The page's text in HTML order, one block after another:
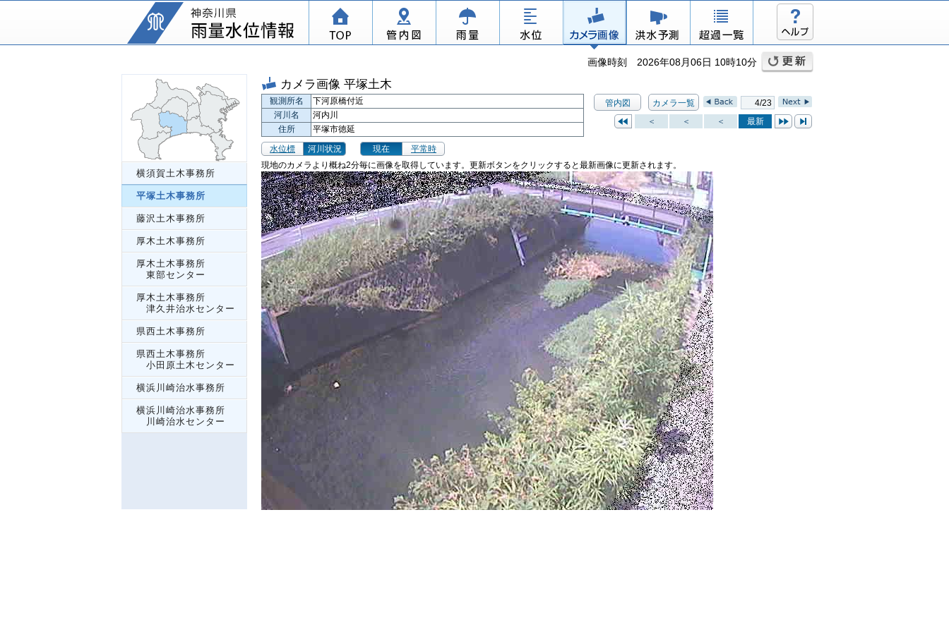
画像時刻 2026年08月06日 10時10分
横須賀土木事務所
平塚土木事務所
藤沢土木事務所
厚木土木事務所
厚木土木事務所
東部センター
厚木土木事務所
津久井治水センター
県西土木事務所
県西土木事務所
小田原土木センター
横浜川崎治水事務所
横浜川崎治水事務所
川崎治水センター
カメラ画像 平塚土木
管内図 カメラ一覧
4/23
＜
＜ ＜ 最新
観測所名
下河原橋付近
河川名
河内川
住所
平塚市徳延
水位標
河川状況 現在
平常時
現地のカメラより概ね2分毎に画像を取得しています。更新ボタンをクリックすると最新画像に更新されます。